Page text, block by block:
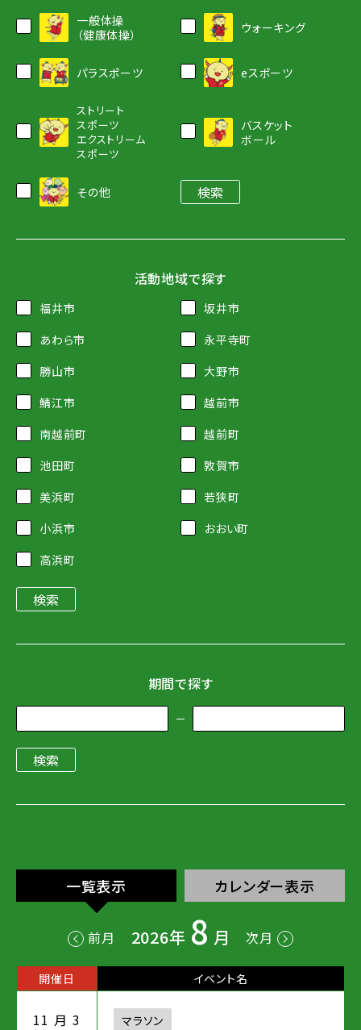
一般体操
（健康体操）
ウォーキング
パラスポーツ eスポーツ
ストリート
スポーツ
エクストリーム
スポーツ
バスケット
ボール
その他
活動地域で探す
福井市
坂井市
あわら市
永平寺町
勝山市
大野市
鯖江市
越前市
南越前町
越前町
池田町
敦賀市
美浜町
若狭町
小浜市
おおい町
高浜町
期間で探す
一覧表示 カレンダー表示
前月 2026年 8 月 次月
開催日 イベント名
11月3
マラソン